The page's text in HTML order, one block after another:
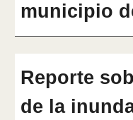
municipio
Reporte
de la